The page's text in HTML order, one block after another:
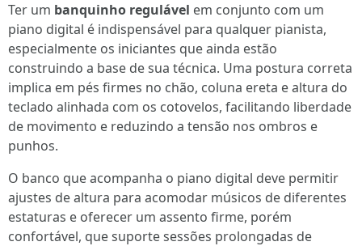
Ter um banquinho regulável em conjunto com um
piano digital é indispensável para qualquer pianista,
especialmente os iniciantes que ainda estão
construindo a base de sua técnica. Uma postura correta
implica em pés firmes no chão, coluna ereta e altura do
teclado alinhada com os cotovelos, facilitando liberdade
de movimento e reduzindo a tensão nos ombros e
punhos.
O banco que acompanha o piano digital deve permitir
ajustes de altura para acomodar músicos de diferentes
estaturas e oferecer um assento firme, porém
confortável, que suporte sessões prolongadas de